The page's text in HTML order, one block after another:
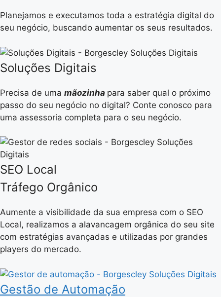
Planejamos e executamos toda a estratégia digital do
seu negócio, buscando aumentar os seus resultados.​
Soluções Digitais
Precisa de uma mãozinha para saber qual o próximo
passo do seu negócio no digital? Conte conosco para
uma assessoria completa para o seu negócio.
SEO Local
Tráfego Orgânico
Aumente a visibilidade da sua empresa com o SEO
Local, realizamos a alavancagem orgânica do seu site
com estratégias avançadas e utilizadas por grandes
players do mercado.
Gestão de Automação